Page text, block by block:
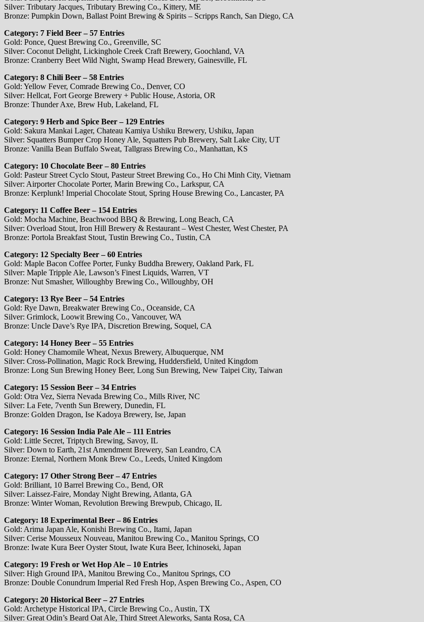
Silver: Tributary Jacques, Tributary Brewing Co., Kittery, ME
Bronze: Pumpkin Down, Ballast Point Brewing & Spirits – Scripps Ranch, San Diego, CA
Category: 7 Field Beer – 57 Entries
Gold: Ponce, Quest Brewing Co., Greenville, SC
Silver: Coconut Delight, Lickinghole Creek Craft Brewery, Goochland, VA
Bronze: Cranberry Beet Wild Night, Swamp Head Brewery, Gainesville, FL
Category: 8 Chili Beer – 58 Entries
Gold: Yellow Fever, Comrade Brewing Co., Denver, CO
Silver: Hellcat, Fort George Brewery + Public House, Astoria, OR
Bronze: Thunder Axe, Brew Hub, Lakeland, FL
Category: 9 Herb and Spice Beer – 129 Entries
Gold: Sakura Mankai Lager, Chateau Kamiya Ushiku Brewery, Ushiku, Japan
Silver: Squatters Bumper Crop Honey Ale, Squatters Pub Brewery, Salt Lake City, UT
Bronze: Vanilla Bean Buffalo Sweat, Tallgrass Brewing Co., Manhattan, KS
Category: 10 Chocolate Beer – 80 Entries
Gold: Pasteur Street Cyclo Stout, Pasteur Street Brewing Co., Ho Chi Minh City, Vietnam
Silver: Airporter Chocolate Porter, Marin Brewing Co., Larkspur, CA
Bronze: Kerplunk! Imperial Chocolate Stout, Spring House Brewing Co., Lancaster, PA
Category: 11 Coffee Beer – 154 Entries
Gold: Mocha Machine, Beachwood BBQ & Brewing, Long Beach, CA
Silver: Overload Stout, Iron Hill Brewery & Restaurant – West Chester, West Chester, PA
Bronze: Portola Breakfast Stout, Tustin Brewing Co., Tustin, CA
Category: 12 Specialty Beer – 60 Entries
Gold: Maple Bacon Coffee Porter, Funky Buddha Brewery, Oakland Park, FL
Silver: Maple Tripple Ale, Lawson’s Finest Liquids, Warren, VT
Bronze: Nut Smasher, Willoughby Brewing Co., Willoughby, OH
Category: 13 Rye Beer – 54 Entries
Gold: Rye Dawn, Breakwater Brewing Co., Oceanside, CA
Silver: Grimlock, Loowit Brewing Co., Vancouver, WA
Bronze: Uncle Dave’s Rye IPA, Discretion Brewing, Soquel, CA
Category: 14 Honey Beer – 55 Entries
Gold: Honey Chamomile Wheat, Nexus Brewery, Albuquerque, NM
Silver: Cross-Pollination, Magic Rock Brewing, Huddersfield, United Kingdom
Bronze: Long Sun Brewing Honey Beer, Long Sun Brewing, New Taipei City, Taiwan
Category: 15 Session Beer – 34 Entries
Gold: Otra Vez, Sierra Nevada Brewing Co., Mills River, NC
Silver: La Fete, 7venth Sun Brewery, Dunedin, FL
Bronze: Golden Dragon, Ise Kadoya Brewery, Ise, Japan
Category: 16 Session India Pale Ale – 111 Entries
Gold: Little Secret, Triptych Brewing, Savoy, IL
Silver: Down to Earth, 21st Amendment Brewery, San Leandro, CA
Bronze: Eternal, Northern Monk Brew Co., Leeds, United Kingdom
Category: 17 Other Strong Beer – 47 Entries
Gold: Brilliant, 10 Barrel Brewing Co., Bend, OR
Silver: Laissez-Faire, Monday Night Brewing, Atlanta, GA
Bronze: Winter Woman, Revolution Brewing Brewpub, Chicago, IL
Category: 18 Experimental Beer – 86 Entries
Gold: Arima Japan Ale, Konishi Brewing Co., Itami, Japan
Silver: Cerise Mousseux Nouveau, Manitou Brewing Co., Manitou Springs, CO
Bronze: Iwate Kura Beer Oyster Stout, Iwate Kura Beer, Ichinoseki, Japan
Category: 19 Fresh or Wet Hop Ale – 10 Entries
Silver: High Ground IPA, Manitou Brewing Co., Manitou Springs, CO
Bronze: Double Conundrum Imperial Red Fresh Hop, Aspen Brewing Co., Aspen, CO
Category: 20 Historical Beer – 27 Entries
Gold: Archetype Historical IPA, Circle Brewing Co., Austin, TX
Silver: Great Odin’s Beard Oat Ale, Third Street Aleworks, Santa Rosa, CA